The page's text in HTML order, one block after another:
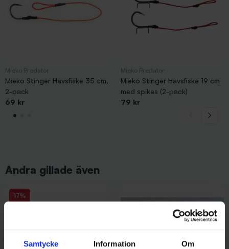
Samtycke Information Om
Mieko Stinger Havsfiske 35 cm,
2-pack
69 kr
Mieko Stinger Havsfiske 19 cm
med spikes (2-pack)
79 kr
Andra gillade även
17%